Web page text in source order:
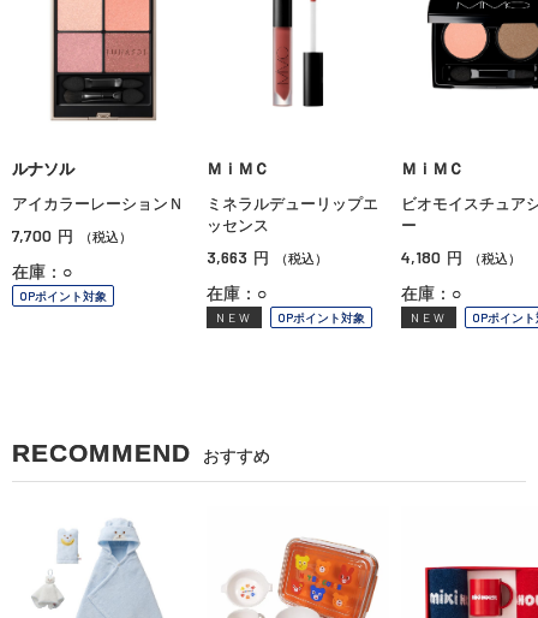
ルナソル
アイカラーレーションＮ
7,700 円 （税込）
在庫：○
OPポイント対象
ＭｉＭＣ
ミネラルデューリップエ
ッセンス
3,663 円 （税込）
在庫：○
NEW OPポイント対象
ＭｉＭＣ
ビオモイスチュア
ー
4,180 円 （税込）
在庫：○
NEW OPポイン
RECOMMEND おすすめ